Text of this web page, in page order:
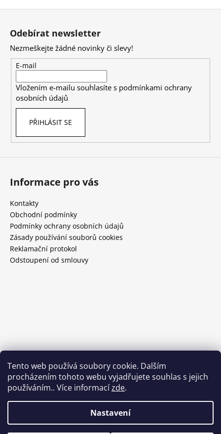
Tento web používá soubory cookie. Dalším
procházením tohoto webu vyjadřujete souhlas s jejich
používáním.. Více informacízde.
Nastavení
Z
Odebírat newsletter
Nezmeškejte žádné novinky či slevy!
E-mail
Vložením e-mailu souhlasíte s podmínkami ochrany
osobních údajů
PŘIHLÁSIT SE
Informace pro vás
Kontakty
Obchodní podmínky
Podmínky ochrany osobních údajů
Zásady používání souborů cookies
Reklamační protokol
Odstoupení od smlouvy